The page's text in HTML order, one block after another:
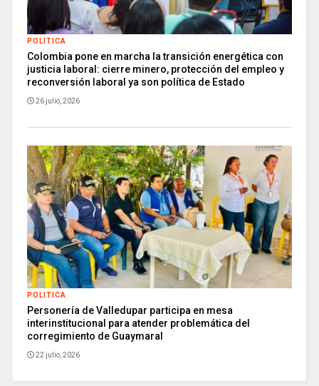
POLITICA
Colombia pone en marcha la transición energética con
justicia laboral: cierre minero, protección del empleo y
reconversión laboral ya son política de Estado
26 julio, 2026
POLITICA
Personería de Valledupar participa en mesa
interinstitucional para atender problemática del
corregimiento de Guaymaral
22 julio, 2026